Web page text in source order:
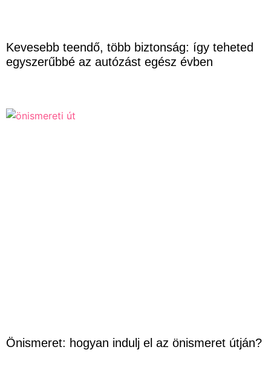
Kevesebb teendő, több biztonság: így teheted
egyszerűbbé az autózást egész évben
Önismeret: hogyan indulj el az önismeret útján?